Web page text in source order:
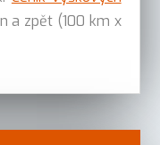
a zpět (100 km x